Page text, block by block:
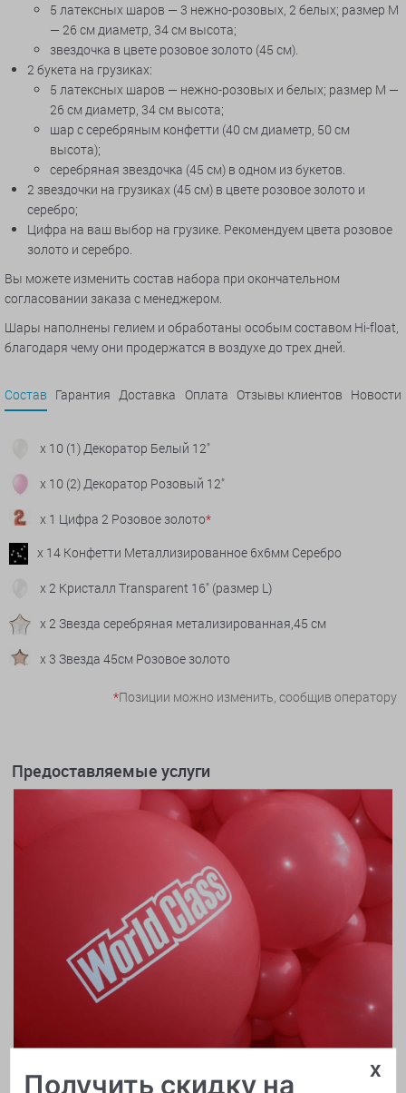
5 латексных шаров — 3 нежно-розовых, 2 белых; размер М
— 26 см диаметр, 34 см высота;
звездочка в цвете розовое золото (45 см).
2 букета на грузиках:
5 латексных шаров — нежно-розовых и белых; размер М —
26 см диаметр, 34 см высота;
шар с серебряным конфетти (40 см диаметр, 50 см
высота);
серебряная звездочка (45 см) в одном из букетов.
2 звездочки на грузиках (45 см) в цвете розовое золото и
серебро;
Цифра на ваш выбор на грузике. Рекомендуем цвета розовое
золото и серебро.
Вы можете изменить состав набора при окончательном
согласовании заказа с менеджером.
Шары наполнены гелием и обработаны особым составом Hi-float,
благодаря чему они продержатся в воздухе до трех дней.
Состав Гарантия Доставка Оплата Отзывы клиентов Новости
x 10 (1) Декоратор Белый 12"
x 10 (2) Декоратор Розовый 12"
x 1 Цифра 2 Розовое золото*
x 14 Конфетти Металлизированное 6х6мм Серебро
x 2 Кристалл Transparent 16" (размер L)
x 2 Звезда серебряная метализированная,45 см
x 3 Звезда 45см Розовое золото
*Позиции можно изменить, сообщив оператору
Предоставляемые услуги
x
Получить скидку на